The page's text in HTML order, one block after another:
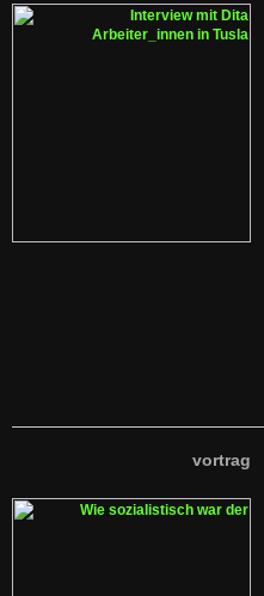
vortrag